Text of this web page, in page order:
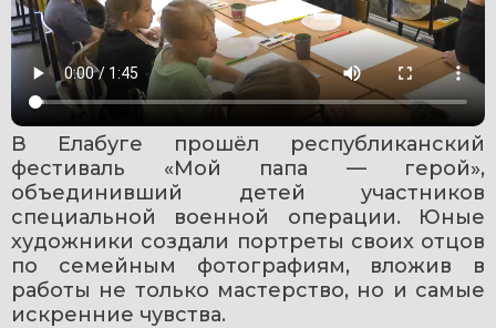
В Елабуге прошёл республиканский
фестиваль «Мой папа — герой»,
объединивший детей участников
специальной военной операции. Юные
художники создали портреты своих отцов
по семейным фотографиям, вложив в
работы не только мастерство, но и самые
искренние чувства.